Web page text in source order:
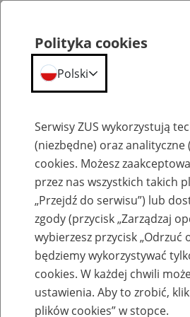
Aktualności
Jednorazowy dodatek dla
świadczeniobiorców w
Polityka cookies
Polski
Serwisy ZUS wykorzystują
(niezbędne) oraz
cookies. Możesz
przez nas wszystkich takich
„Przejdź do serwisu”) lub
zgody (przycisk „Zarządzaj
wybierzesz przycisk „Odrzuć
będziemy wykorzystywać
cookies. W każdej chwili
ustawienia. Aby to zrobić,
plików cookies” w stopce.